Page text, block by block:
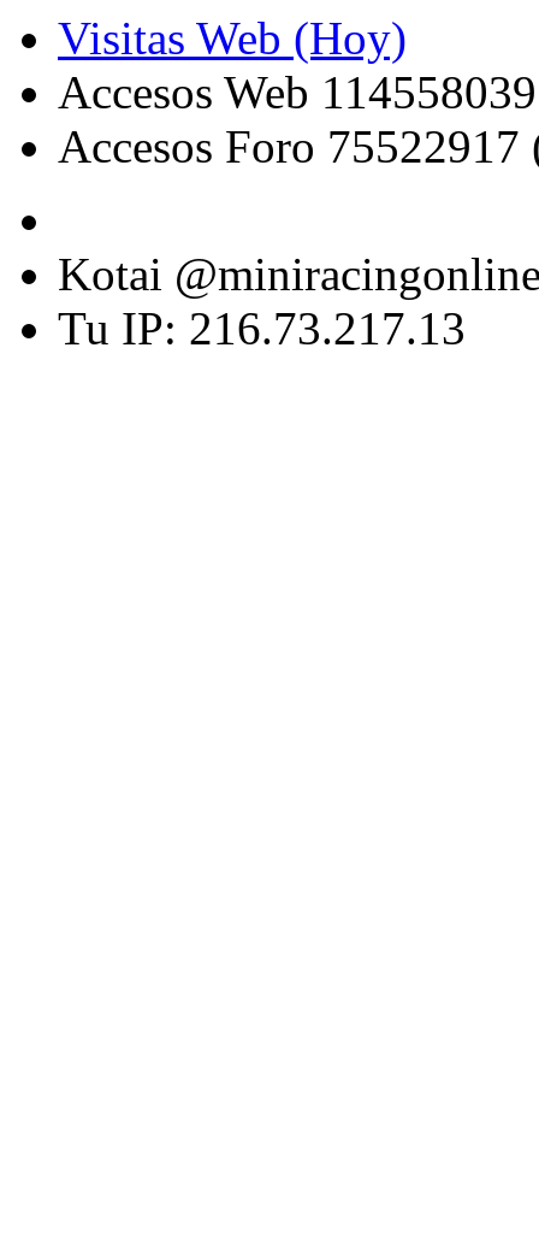
Visitas Web (Hoy)
Accesos Web
Accesos Foro 75522917
Kotai
Tu IP: 216.73.217.13